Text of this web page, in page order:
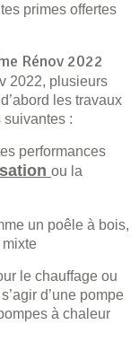
primes offertes
Rénov 2022
2022, plusieurs
les travaux
suivantes :
performances
ou la
un poêle à bois,
le chauffage ou
d’une pompe
à chaleur